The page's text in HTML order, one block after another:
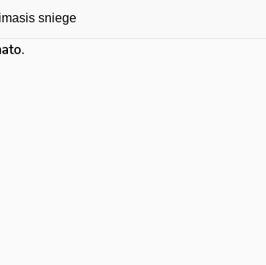
sniege